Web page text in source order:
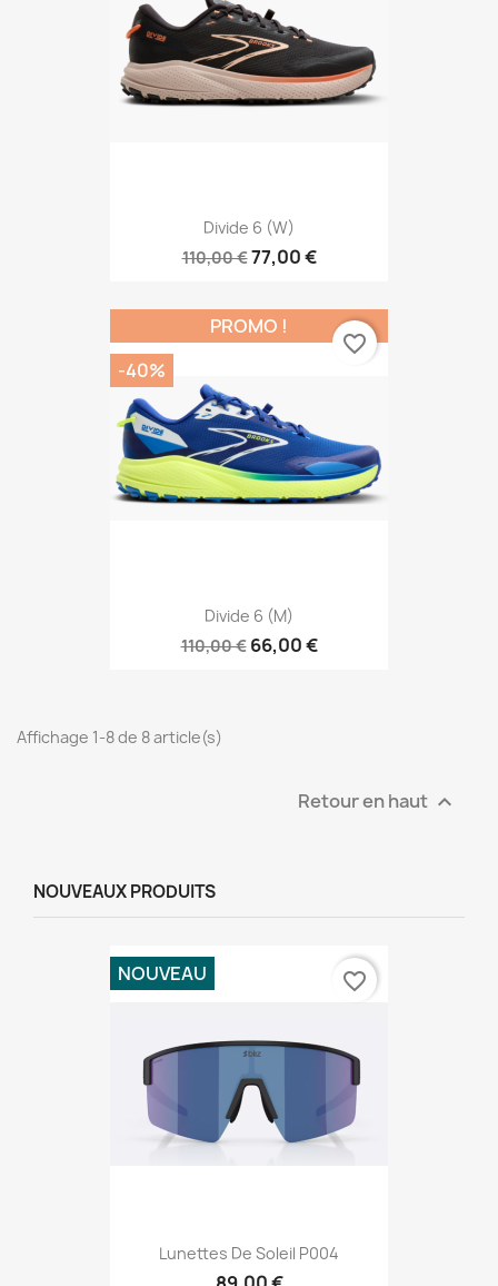
Divide 6 (W)
110,00 €77,00 €
Divide 6 (M)
110,00 € 66,00 €
PROMO !
-40%
favorite_border
Affichage 1-8 de 8 article(s)
Retour en haut 
NOUVEAUX PRODUITS
Lunettes De Soleil P004
NOUVEAU favorite_border